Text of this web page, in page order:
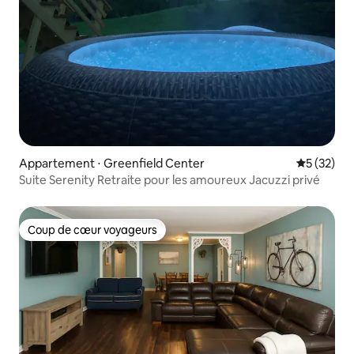
Appartement ⋅ Greenfield Center
5 (32)
Suite Serenity Retraite pour les amoureux Jacuzzi privé
Coup de cœur voyageurs
Coup de cœur voyageurs